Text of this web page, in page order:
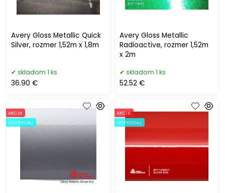
Avery Gloss Metallic Quick
Silver, rozmer 1,52m x 1,8m
skladom 1 ks
36.90 €
Avery Gloss Metallic
Radioactive, rozmer 1,52m
x 2m
skladom 1 ks
52.52 €
AKCIA
DOPREDAJ
AKCIA
DOPREDAJ